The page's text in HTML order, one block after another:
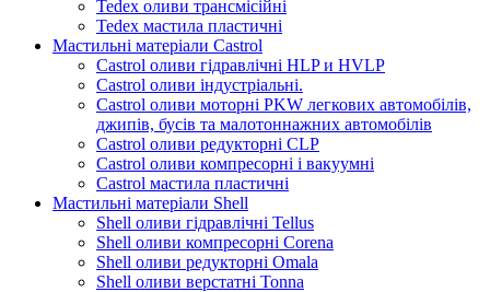
Tedex оливи трансмісійні
Tedex мастила пластичні
Мастильні матеріали Castrol
Castrol оливи гідравлічні HLP и HVLP
Castrol оливи індустріальні.
Castrol оливи моторні PKW легкових автомобілів,
джипів, бусів та малотоннажних автомобілів
Castrol оливи редукторні CLP
Castrol оливи компресорні і вакуумні
Castrol мастила пластичні
Мастильні матеріали Shell
Shell оливи гідравлічні Tellus
Shell оливи компресорні Corena
Shell оливи редукторні Omala
Shell оливи верстатні Tonna